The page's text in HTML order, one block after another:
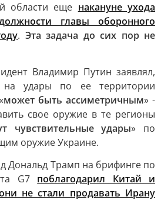
области еще накануне ухода
главы оборонного
. Эта задача до сих пор не
Владимир Путин заявлял,
на удары по ее территории
может быть ассиметричным» -
свое оружие в те регионы
чувствительные удары» по
оружие Украине.
Дональд Трамп на брифинге по
G7 поблагодарил Китай и
не стали продавать Ирану